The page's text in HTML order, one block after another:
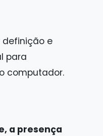
definição e
para
computador.
a presença